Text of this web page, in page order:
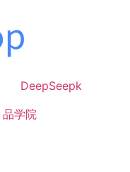
DeepSeepk
品学院